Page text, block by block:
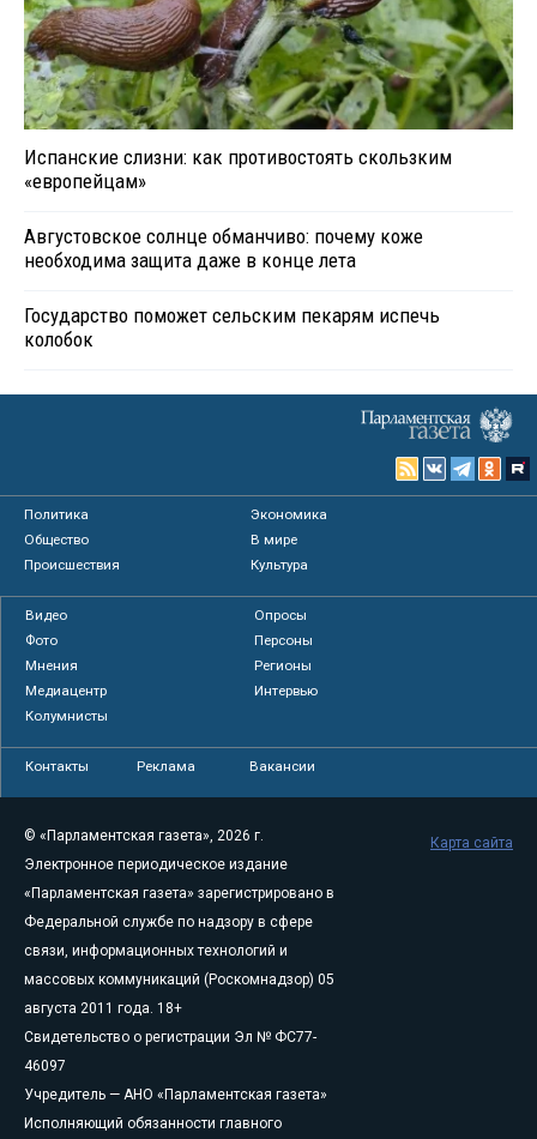
Испанские слизни: как противостоять скользким
«европейцам»
Августовское солнце обманчиво: почему коже
необходима защита даже в конце лета
Государство поможет сельским пекарям испечь
колобок
Политика
Экономика
Общество
В мире
Происшествия
Культура
Видео
Опросы
Фото
Персоны
Мнения
Регионы
Медиацентр
Интервью
Колумнисты
Контакты Реклама Вакансии
© «Парламентская газета», 2026 г.
Электронное периодическое издание
«Парламентская газета» зарегистрировано в
Федеральной службе по надзору в сфере
связи, информационных технологий и
массовых коммуникаций (Роскомнадзор) 05
августа 2011 года. 18+
Свидетельство о регистрации Эл № ФС77-
46097
Учредитель — АНО «Парламентская газета»
Исполняющий обязанности главного
Карта сайта